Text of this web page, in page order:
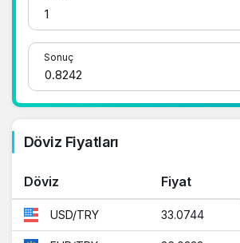
1 Dolar Kaç TL ?
1 Euro Kaç TL ?
1 Euro Kaç TL ?
1 RUB Kaç TL ?
Sonuç
Döviz Fiyatları
Döviz Fiyat
USD/TRY 33.0744